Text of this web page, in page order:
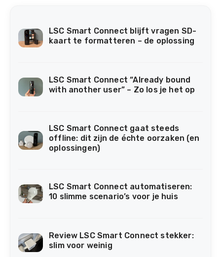
LSC Smart Connect blijft vragen SD-
kaart te formatteren – de oplossing
LSC Smart Connect “Already bound
with another user” – Zo los je het op
LSC Smart Connect gaat steeds
offline: dit zijn de échte oorzaken (en
oplossingen)
LSC Smart Connect automatiseren:
10 slimme scenario’s voor je huis
Review LSC Smart Connect stekker:
slim voor weinig